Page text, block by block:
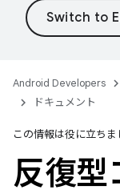
Android Developers
ドキュメント
この情報は役に立ちま
反復型